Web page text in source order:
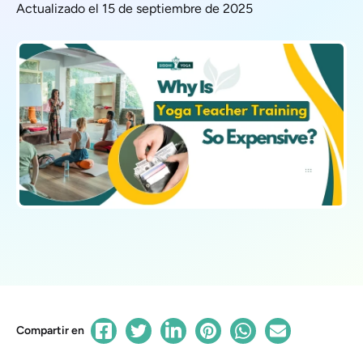
Actualizado el 15 de septiembre de 2025
Compartir en